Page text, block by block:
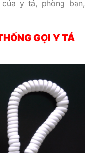
y tá, phòng ban,
GỌI Y TÁ